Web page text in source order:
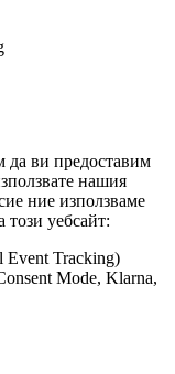
ви предоставим
нашия
ние използваме
този уебсайт:
Event Tracking)
Mode, Klarna,